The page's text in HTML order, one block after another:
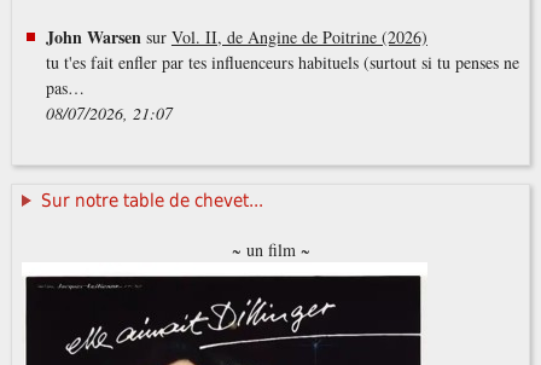
John Warsensur Vol. II, de Angine de Poitrine (2026)
tu t'es fait enfler par tes influenceurs habituels (surtout si tu penses ne
pas…
08/07/2026, 21:07
Sur notre table de chevet...
~ un film ~